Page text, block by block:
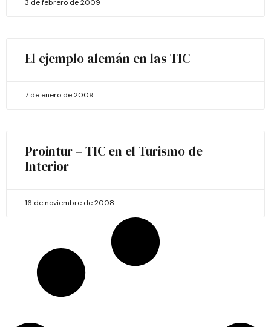
3 de febrero de 2009
El ejemplo alemán en las TIC
7 de enero de 2009
Prointur – TIC en el Turismo de
Interior
16 de noviembre de 2008